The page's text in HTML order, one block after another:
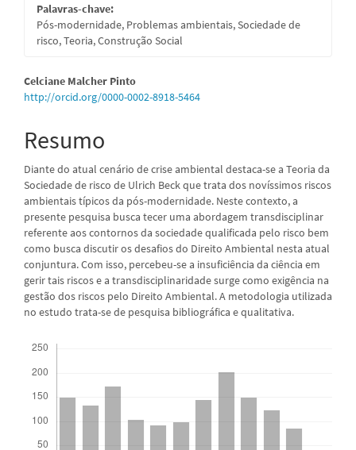
Palavras-chave:
Pós-modernidade, Problemas ambientais, Sociedade de
risco, Teoria, Construção Social
Conteúdo
do
artigo
principal
Celciane Malcher Pinto
http://orcid.org/0000-0002-8918-5464
Resumo
Diante do atual cenário de crise ambiental destaca-se a Teoria da
Sociedade de risco de Ulrich Beck que trata dos novíssimos riscos
ambientais típicos da pós-modernidade. Neste contexto, a
presente pesquisa busca tecer uma abordagem transdisciplinar
referente aos contornos da sociedade qualificada pelo risco bem
como busca discutir os desafios do Direito Ambiental nesta atual
conjuntura. Com isso, percebeu-se a insuficiência da ciência em
gerir tais riscos e a transdisciplinaridade surge como exigência na
gestão dos riscos pelo Direito Ambiental. A metodologia utilizada
no estudo trata-se de pesquisa bibliográfica e qualitativa.